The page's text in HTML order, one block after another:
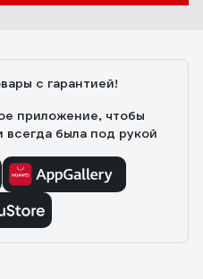
густоватая
16 м. и прихожую 7 м.
с гарантией!
приложение, чтобы
всегда была под рукой